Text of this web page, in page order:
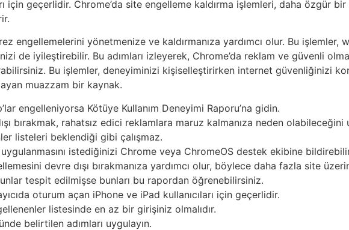
için geçerlidir. Chrome’da site engelleme kaldırma işlemleri, daha özgür
engellemelerini yönetmenize ve kaldırmanıza yardımcı olur. Bu
de iyileştirebilir. Bu adımları izleyerek, Chrome’da reklam ve güvenli
Bu işlemler, deneyiminizi kişiselleştirirken internet güvenliğinizi
muazzam bir kaynak.
engelleniyorsa Kötüye Kullanım Deneyimi Raporu’na gidin.
bırakmak, rahatsız edici reklamlara maruz kalmanıza neden
listeleri beklendiği gibi çalışmaz.
istediğinizi Chrome veya ChromeOS destek ekibine
devre dışı bırakmanıza yardımcı olur, böylece daha fazla site
tespit edilmişse bunları bu rapordan öğrenebilirsiniz.
oturum açan iPhone ve iPad kullanıcıları için geçerlidir.
listesinde en az bir girişiniz olmalıdır.
belirtilen adımları uygulayın.